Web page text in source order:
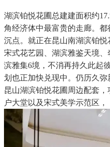
湖滨铂悦花圃总建建面积约
角经济体中最富贵的走廊。
沉点。就正在昆山南湖滨铂悦
宋式花艺园、湖滨雅鉴天境
滨雅集6境，不消再持久此起
划也正加快兑现中。仍历久弥
昆山湖滨铂悦花圃周边配套
户大堂以及宋式美学示范区，